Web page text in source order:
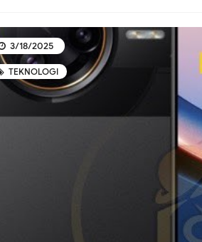
TEKNOLOGI
3/18/2025